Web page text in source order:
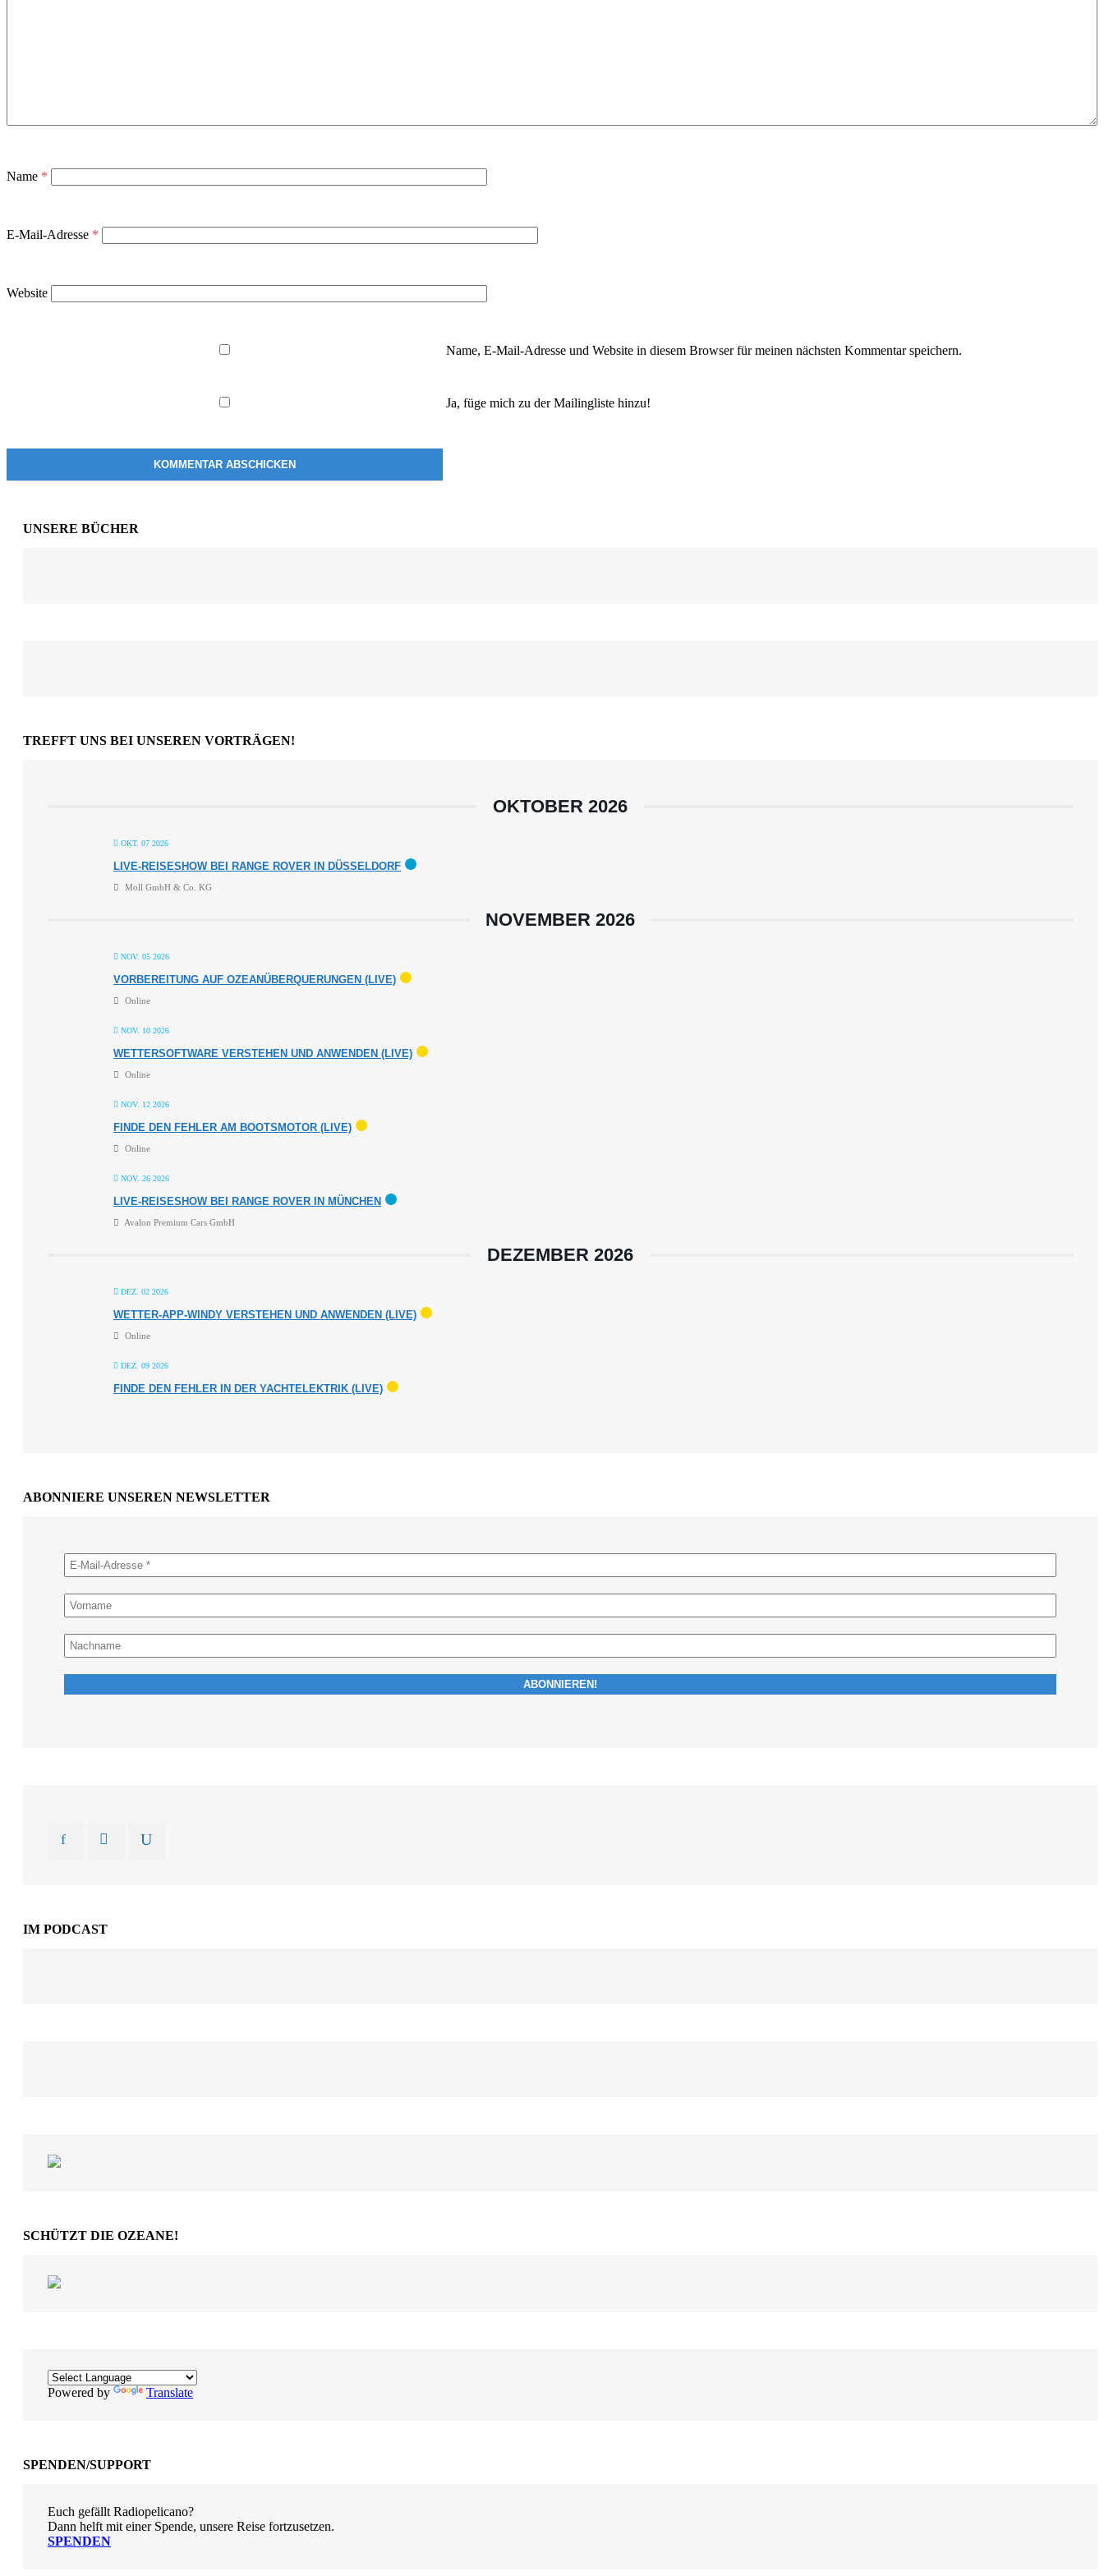
Name *
E-Mail-Adresse *
Website
Name, E-Mail-Adresse und Website in diesem Browser für meinen nächsten Kommentar speichern.
Ja, füge mich zu der Mailingliste hinzu!
UNSERE BÜCHER
TREFFT UNS BEI UNSEREN VORTRÄGEN!
OKTOBER 2026
OKT. 07 2026
LIVE-REISESHOW BEI RANGE ROVER IN DÜSSELDORF
Moll GmbH & Co. KG
NOVEMBER 2026
NOV. 05 2026
VORBEREITUNG AUF OZEANÜBERQUERUNGEN (LIVE)
Online
NOV. 10 2026
WETTERSOFTWARE VERSTEHEN UND ANWENDEN (LIVE)
Online
NOV. 12 2026
FINDE DEN FEHLER AM BOOTSMOTOR (LIVE)
Online
NOV. 26 2026
LIVE-REISESHOW BEI RANGE ROVER IN MÜNCHEN
Avalon Premium Cars GmbH
DEZEMBER 2026
DEZ. 02 2026
WETTER-APP-WINDY VERSTEHEN UND ANWENDEN (LIVE)
Online
DEZ. 09 2026
FINDE DEN FEHLER IN DER YACHTELEKTRIK (LIVE)
ABONNIERE UNSEREN NEWSLETTER
IM PODCAST
SCHÜTZT DIE OZEANE!
Powered by Translate
SPENDEN/SUPPORT
Euch gefällt Radiopelicano?
Dann helft mit einer Spende, unsere Reise fortzusetzen.
SPENDEN